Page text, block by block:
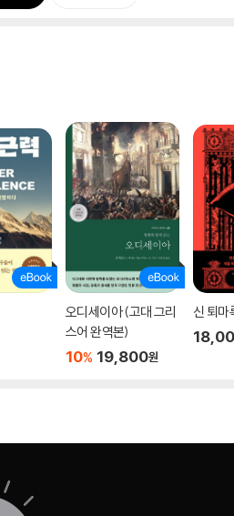
오디세이아 (고대 그리
스어 완역본)
10% 19,800원
신 퇴마